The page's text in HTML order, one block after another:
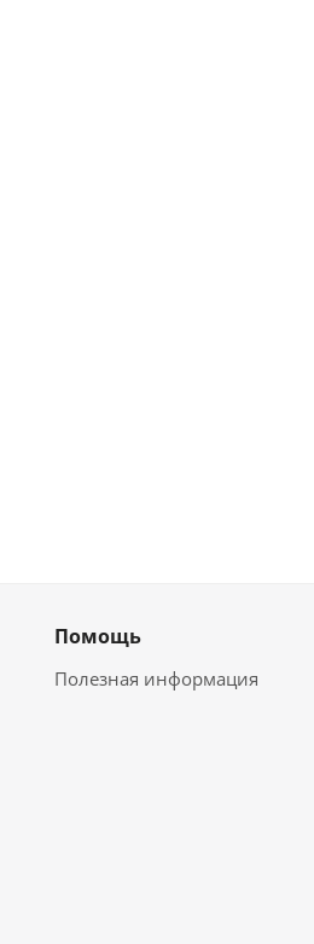
Помощь
Полезная информация